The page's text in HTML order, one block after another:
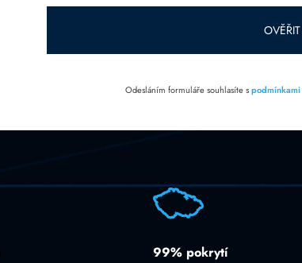
prázdné.
OVĚŘIT
Odesláním formuláře souhlasíte spodmínkami
99% pokrytí